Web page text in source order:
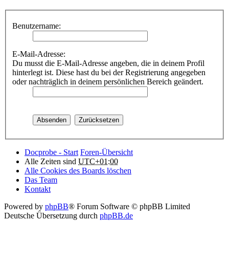
Benutzername:
E-Mail-Adresse:
Du musst die E-Mail-Adresse angeben, die in deinem Profil
hinterlegt ist. Diese hast du bei der Registrierung angegeben
oder nachträglich in deinem persönlichen Bereich geändert.
Docprobe - Start Foren-Übersicht
Alle Zeiten sind UTC+01:00
Alle Cookies des Boards löschen
Das Team
Kontakt
Powered by phpBB® Forum Software © phpBB Limited
Deutsche Übersetzung durch phpBB.de